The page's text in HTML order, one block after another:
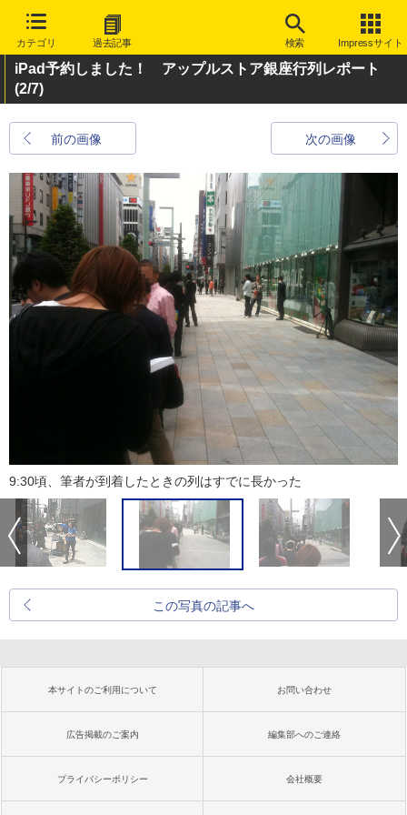
カテゴリ 過去記事 検索 Impressサイト
iPad予約しました！ アップルストア銀座行列レポート
(2/7)
前の画像 次の画像
9:30頃、筆者が到着したときの列はすでに長かった
この写真の記事へ
本サイトのご利用について お問い合わせ
広告掲載のご案内 編集部へのご連絡
プライバシーポリシー 会社概要